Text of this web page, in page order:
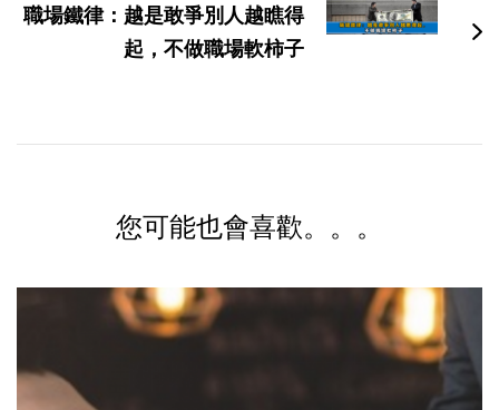
職場鐵律：越是敢爭別人越瞧得
起，不做職場軟柿子
您可能也會喜歡。。。